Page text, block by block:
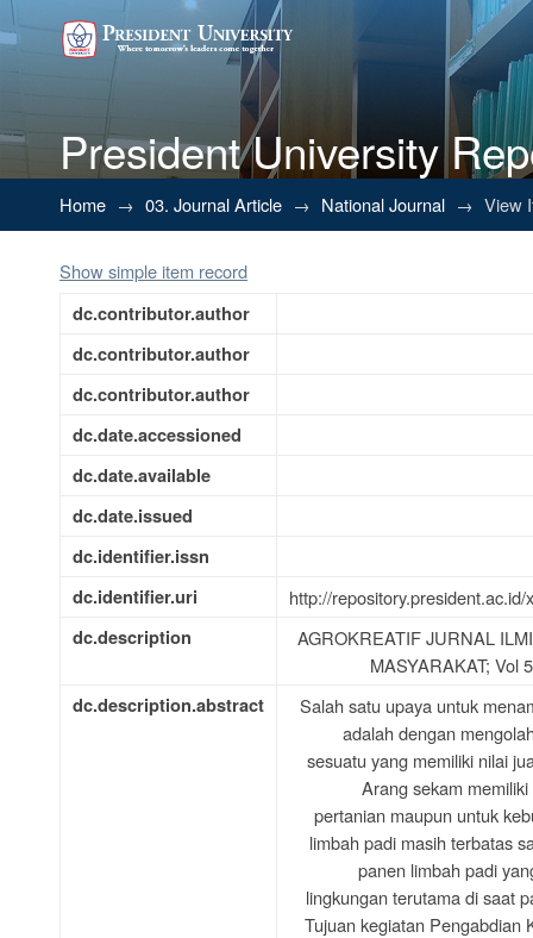
President University
PELATIHAN
Home → 03. Journal Article → National Journal → View
Show simple item record
dc.contributor.author
dc.contributor.author
dc.contributor.author
dc.date.accessioned
dc.date.available
dc.date.issued
dc.identifier.issn
dc.identifier.uri
http://
dc.description
AGROKREATIF JURNAL
MASYARAKAT; Vol
dc.description.abstract
Salah satu upaya untuk
adalah dengan
sesuatu yang memiliki nilai
Arang sekam
pertanian maupun untuk
limbah padi masih terbatas
panen limbah padi
lingkungan terutama di saat
Tujuan kegiatan Pengabdian